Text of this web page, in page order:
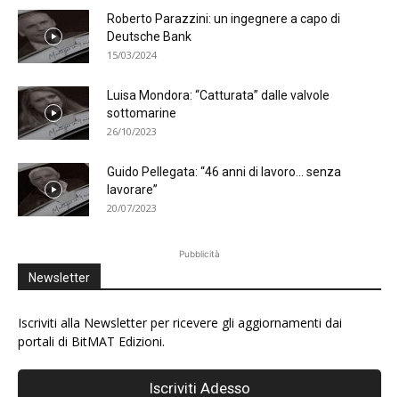
Roberto Parazzini: un ingegnere a capo di
Deutsche Bank
15/03/2024
Luisa Mondora: “Catturata” dalle valvole
sottomarine
26/10/2023
Guido Pellegata: “46 anni di lavoro… senza
lavorare”
20/07/2023
Pubblicità
Newsletter
Iscriviti alla Newsletter per ricevere gli aggiornamenti dai
portali di BitMAT Edizioni.